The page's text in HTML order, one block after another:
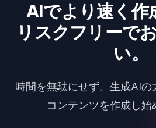
AIでより速く作
リスクフリーで
い。
時間を無駄にせず、生成AIの
コンテンツを作成し始